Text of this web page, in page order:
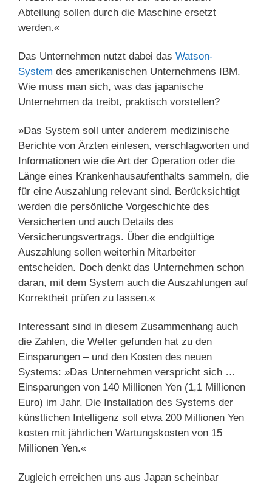
Abteilung sollen durch die Maschine ersetzt
werden.«
Das Unternehmen nutzt dabei das Watson-
System des amerikanischen Unternehmens IBM.
Wie muss man sich, was das japanische
Unternehmen da treibt, praktisch vorstellen?
»Das System soll unter anderem medizinische
Berichte von Ärzten einlesen, verschlagworten und
Informationen wie die Art der Operation oder die
Länge eines Krankenhausaufenthalts sammeln, die
für eine Auszahlung relevant sind. Berücksichtigt
werden die persönliche Vorgeschichte des
Versicherten und auch Details des
Versicherungsvertrags. Über die endgültige
Auszahlung sollen weiterhin Mitarbeiter
entscheiden. Doch denkt das Unternehmen schon
daran, mit dem System auch die Auszahlungen auf
Korrektheit prüfen zu lassen.«
Interessant sind in diesem Zusammenhang auch
die Zahlen, die Welter gefunden hat zu den
Einsparungen – und den Kosten des neuen
Systems: »Das Unternehmen verspricht sich …
Einsparungen von 140 Millionen Yen (1,1 Millionen
Euro) im Jahr. Die Installation des Systems der
künstlichen Intelligenz soll etwa 200 Millionen Yen
kosten mit jährlichen Wartungskosten von 15
Millionen Yen.«
Zugleich erreichen uns aus Japan scheinbar